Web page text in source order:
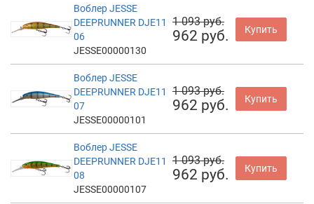
Воблер JESSE
DEEPRUNNER DJE11
06
JESSE00000130
1 093 руб.
962 руб. Купить
Воблер JESSE
DEEPRUNNER DJE11
07
JESSE00000101
1 093 руб.
962 руб. Купить
Воблер JESSE
DEEPRUNNER DJE11
08
JESSE00000107
1 093 руб.
962 руб. Купить